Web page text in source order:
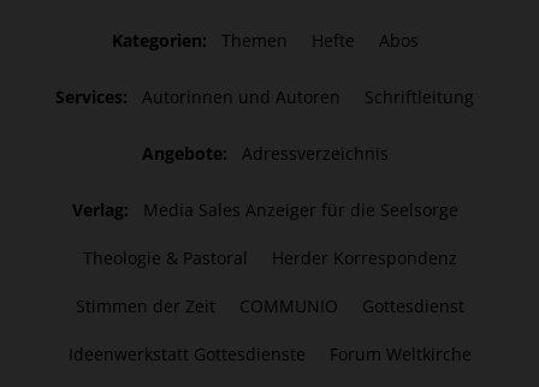
Kategorien: Themen Hefte Abos
Services: Autorinnen und Autoren Schriftleitung
Angebote: Adressverzeichnis
Verlag: Media Sales Anzeiger für die Seelsorge
Theologie & Pastoral Herder Korrespondenz
Stimmen der Zeit COMMUNIO Gottesdienst
Ideenwerkstatt Gottesdienste Forum Weltkirche